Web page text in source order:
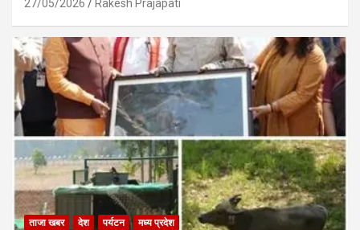
27/05/2026 Rakesh Prajapati
ताजा खबर देश पर्यटन मध्य प्रदेश